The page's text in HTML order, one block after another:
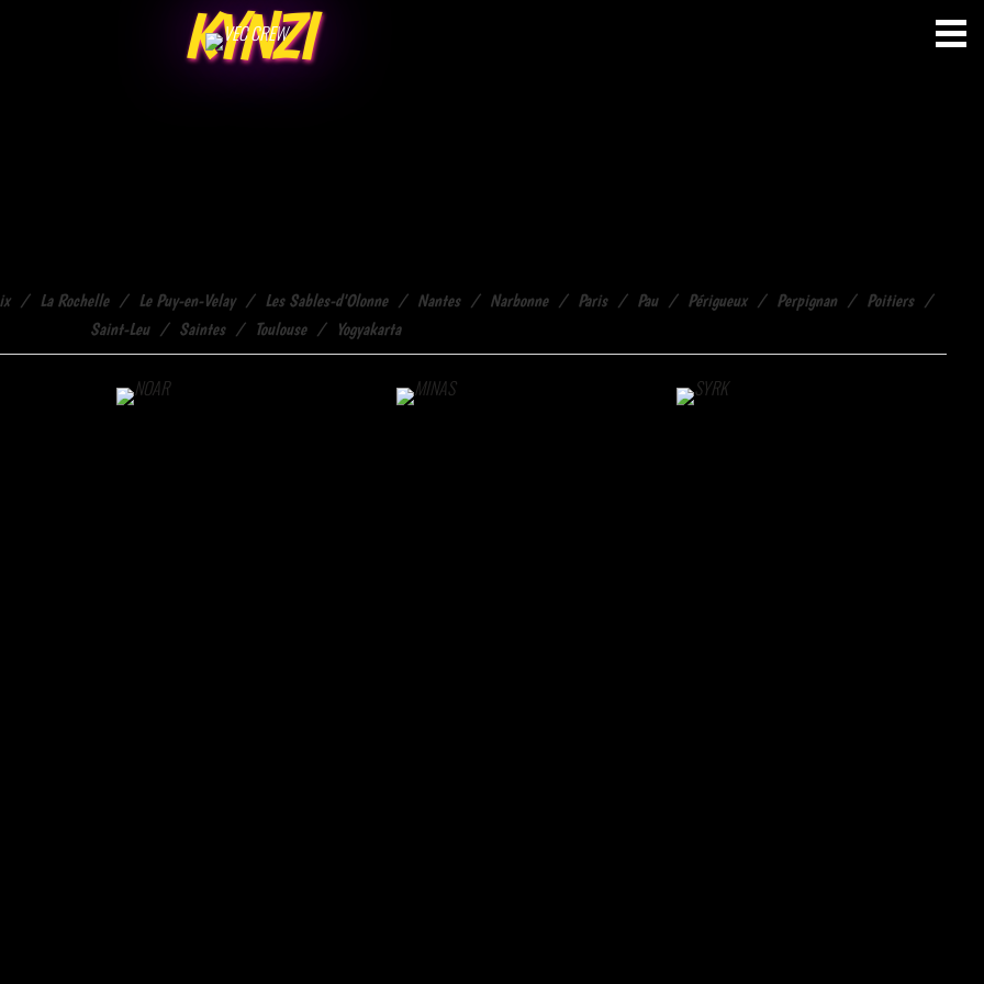
KYNZI
La Rochelle Le Puy-en-Velay Les Sables-d'Olonne Nantes Narbonne Paris Pau Périgueux Perpignan
Poitiers
Saint-Leu
Saintes Toulouse Yogyakarta